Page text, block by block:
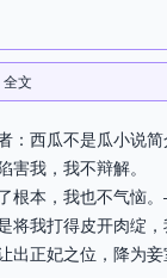
全文
：西瓜不是瓜小
我，我不辩解。
根本，我也不气
将我打得皮开肉绽
出正妃之位，降为